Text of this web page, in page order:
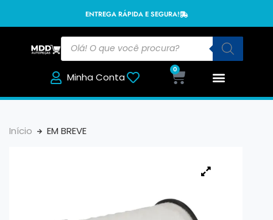
ENTREGA RÁPIDA E SEGURA!
Minha Conta
0
Início EM BREVE